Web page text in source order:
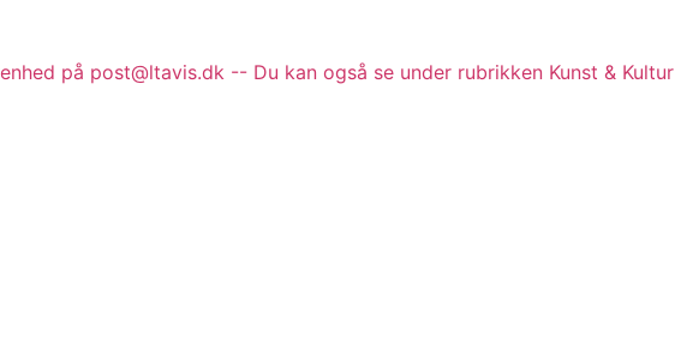
på post@ltavis.dk -- Du kan også se under rubrikken Kunst & Kultur